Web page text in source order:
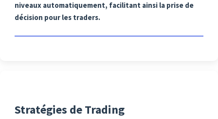
niveaux automatiquement, facilitant ainsi la prise de
décision pour les traders.
Stratégies de Trading